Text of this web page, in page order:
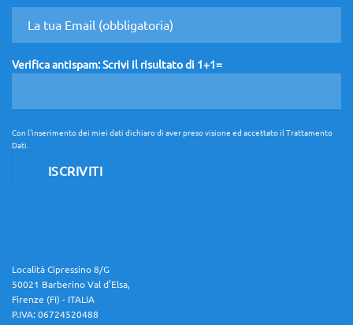
aspetta!
Verifica antispam: Scrivi il risultato di 1+1=
Con l'inserimento dei miei dati dichiaro di aver preso visione ed accettato ilTrattamento
Dati.
Località Cipressino 8/G
50021 Barberino Val d’Elsa,
Firenze (FI) - ITALIA
P.IVA: 06724520488